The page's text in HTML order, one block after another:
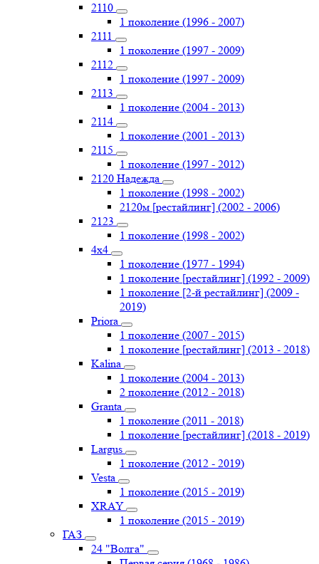
2110
1 поколение (1996 - 2007)
2111
1 поколение (1997 - 2009)
2112
1 поколение (1997 - 2009)
2113
1 поколение (2004 - 2013)
2114
1 поколение (2001 - 2013)
2115
1 поколение (1997 - 2012)
2120 Надежда
1 поколение (1998 - 2002)
2120м [рестайлинг] (2002 - 2006)
2123
1 поколение (1998 - 2002)
4х4
1 поколение (1977 - 1994)
1 поколение [рестайлинг] (1992 - 2009)
1 поколение [2-й рестайлинг] (2009 -
2019)
Priоra
1 поколение (2007 - 2015)
1 поколение [рестайлинг] (2013 - 2018)
Kalina
1 поколение (2004 - 2013)
2 поколение (2012 - 2018)
Granta
1 поколение (2011 - 2018)
1 поколение [рестайлинг] (2018 - 2019)
Largus
1 поколение (2012 - 2019)
Vesta
1 поколение (2015 - 2019)
XRAY
1 поколение (2015 - 2019)
ГАЗ
24 "Волга"